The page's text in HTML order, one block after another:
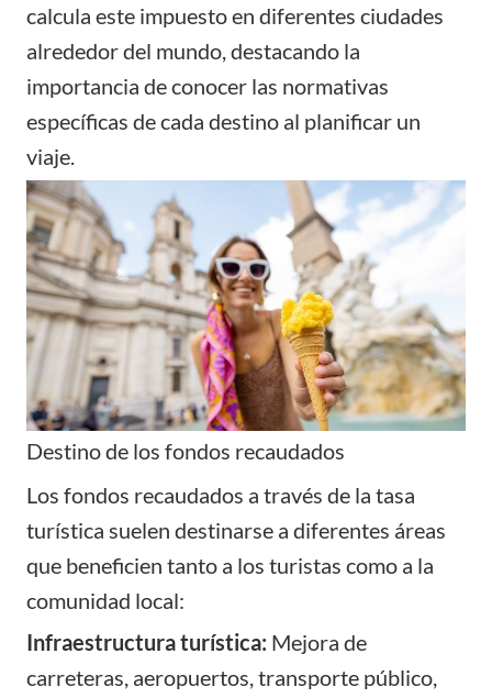
calcula este impuesto en diferentes ciudades
alrededor del mundo, destacando la
importancia de conocer las normativas
específicas de cada destino al planificar un
viaje.
Destino de los fondos recaudados
Los fondos recaudados a través de la tasa
turística suelen destinarse a diferentes áreas
que beneficien tanto a los turistas como a la
comunidad local:
Infraestructura turística: Mejora de
carreteras, aeropuertos, transporte público,